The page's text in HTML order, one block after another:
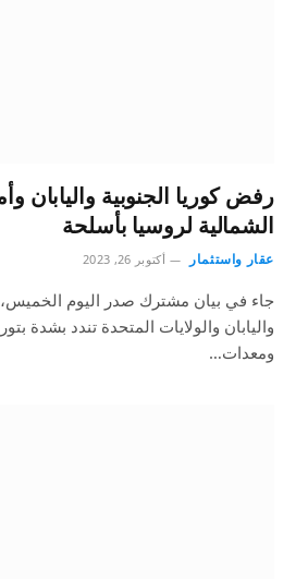
رفض كوريا الجنوبية واليابان
الشمالية لروسيا بأسلحة
عقار واستثمار أكتوبر 26, 2023
جاء في بيان مشترك صدر اليوم الخميس،
واليابان والولايات المتحدة تندد بشدة
ومعدات…